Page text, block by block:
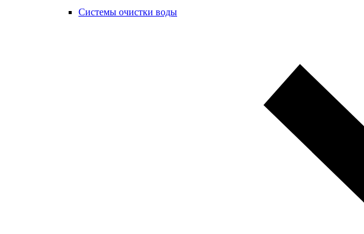
Системы очистки воды